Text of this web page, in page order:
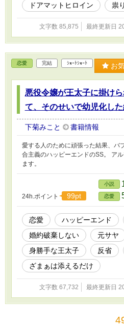
ドアマットヒロイン
祟
文字数 85,875 最終更新日
恋愛 完結 ｼｮｰﾄｼｮｰﾄ お
悪役令嬢が王太子に掛け
て、そのせいで幼児化し
下菊みこと 書籍情報
愛する人のために頑張った結果、バ
合主義のハッピーエンドのSS。 ア
ます。
24h.ポイント 99pt
小説
恋愛
恋愛 ハッピーエンド
婚約破棄しない
元サヤ
身勝手な王太子
反省
ざまぁは添えるだけ
文字数 67,732 最終更新日